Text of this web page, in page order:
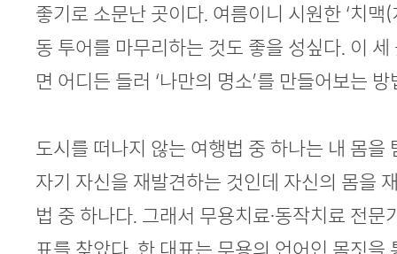
좋기로 소문난 곳이다. 여름이니 시원한 ‘치맥
동 투어를 마무리하는 것도 좋을 성싶다. 이
면 어디든 들러 ‘나만의 명소’를 만들어보는
도시를 떠나지 않는 여행법 중 하나는 내 몸을
자기 자신을 재발견하는 것인데 자신의 몸을
법 중 하나다. 그래서 무용치료·동작치료 전